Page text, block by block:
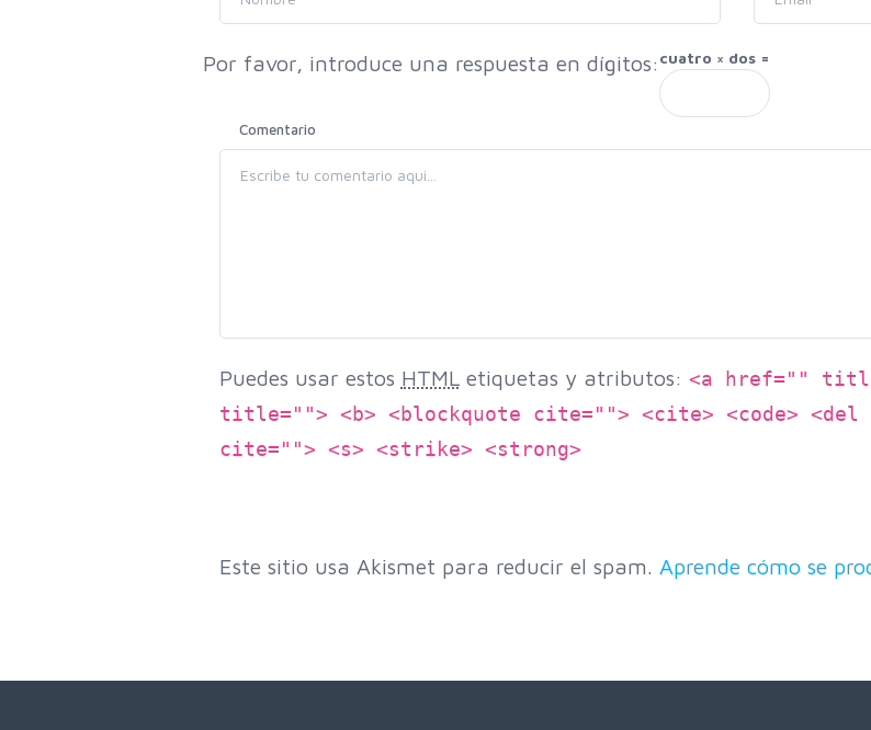
Por favor, introduce una respuesta en dígitos: cuatro × dos =
Comentario
Puedes usar estos HTMLetiquetas y atributos: <a href=""
title=""> <b> <blockquote cite=""> <cite> <code> <del
cite=""> <s> <strike> <strong>
Este sitio usa Akismet para reducir el spam. Aprende cómo se